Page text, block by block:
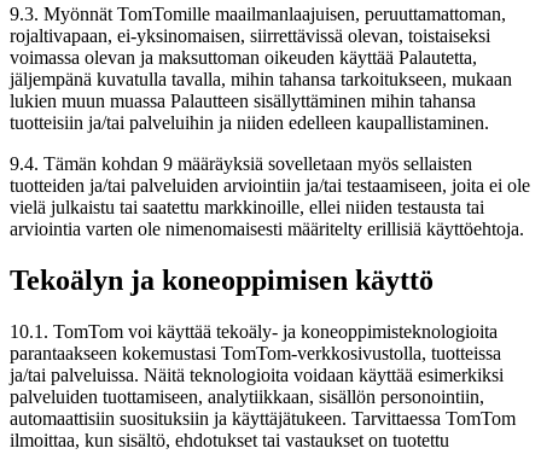
9.3. Myönnät TomTomille maailmanlaajuisen, peruuttamattoman,
rojaltivapaan, ei-yksinomaisen, siirrettävissä olevan, toistaiseksi
voimassa olevan ja maksuttoman oikeuden käyttää Palautetta,
jäljempänä kuvatulla tavalla, mihin tahansa tarkoitukseen, mukaan
lukien muun muassa Palautteen sisällyttäminen mihin tahansa
tuotteisiin ja/tai palveluihin ja niiden edelleen kaupallistaminen.
9.4. Tämän kohdan 9 määräyksiä sovelletaan myös sellaisten
tuotteiden ja/tai palveluiden arviointiin ja/tai testaamiseen, joita ei ole
vielä julkaistu tai saatettu markkinoille, ellei niiden testausta tai
arviointia varten ole nimenomaisesti määritelty erillisiä käyttöehtoja.
Tekoälyn ja koneoppimisen käyttö
10.1. TomTom voi käyttää tekoäly- ja koneoppimisteknologioita
parantaakseen kokemustasi TomTom-verkkosivustolla, tuotteissa
ja/tai palveluissa. Näitä teknologioita voidaan käyttää esimerkiksi
palveluiden tuottamiseen, analytiikkaan, sisällön personointiin,
automaattisiin suosituksiin ja käyttäjätukeen. Tarvittaessa TomTom
ilmoittaa, kun sisältö, ehdotukset tai vastaukset on tuotettu